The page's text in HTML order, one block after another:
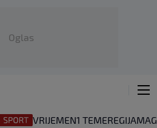
Oglas
VRIJEMEN1 TEMEREGIJA